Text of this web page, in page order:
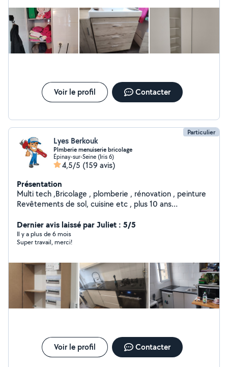
vraie attention aux détails et au rendu final. En plus d’être très
professionnel, il est aussi super sympathique, ce qui rend
l’expérience encore plus agréable. Vous pouvez lui faire
confiance les yeux fermés 👍
Voir le profil Contacter
Particulier
Lyes Berkouk
Plmberie menuiserie bricolage
Épinay-sur-Seine (Iris 6)
4,5/5 (159 avis)
Présentation
Multi tech ,Bricolage , plomberie , rénovation , peinture
Revêtements de sol, cuisine etc , plus 10 ans
générale, Menuiserie :montage meubles , porte,
fenêtre, cuisine , peinture Serrurerie Revêtements de
sol, Branchement électrique Installation pompe à
directement ou laisser votre numéro en message pour
vous rappeler.****" cordialement
Dernier avis laissé par Juliet : 5/5
Il y a plus de 6 mois
Super travail, merci!
Voir le profil Contacter